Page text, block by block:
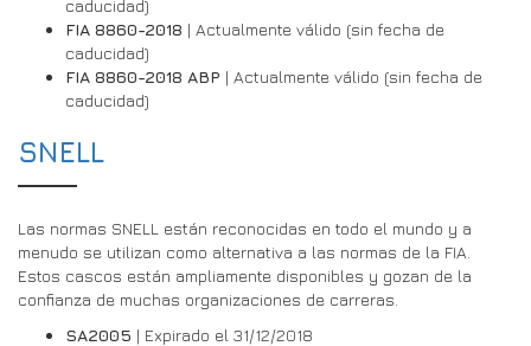
caducidad)
FIA 8860-2018 | Actualmente válido (sin fecha de
caducidad)
FIA 8860-2018 ABP | Actualmente válido (sin fecha de
caducidad)
SNELL
Las normas SNELL están reconocidas en todo el mundo y a
menudo se utilizan como alternativa a las normas de la FIA.
Estos cascos están ampliamente disponibles y gozan de la
confianza de muchas organizaciones de carreras.
SA2005 | Expirado el 31/12/2018